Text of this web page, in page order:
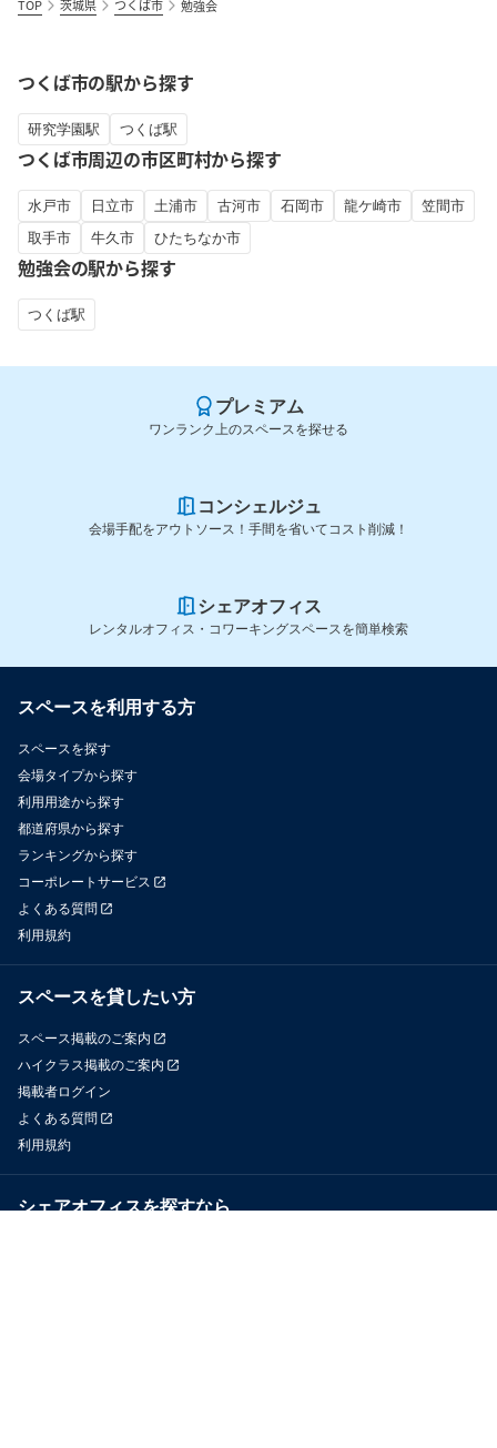
TOP 茨城県 つくば市 勉強会
つくば市の駅から探す
研究学園駅 つくば駅
つくば市周辺の市区町村から探す
水戸市 日立市 土浦市 古河市 石岡市 龍ケ崎市
笠間市
取手市
牛久市 ひたちなか市
勉強会の駅から探す
つくば駅
プレミアム
ワンランク上のスペースを探せる
コンシェルジュ
会場手配をアウトソース！手間を省いてコスト削減！
シェアオフィス
レンタルオフィス・コワーキングスペースを簡単検索
スペースを利用する方
スペースを探す
会場タイプから探す
利用用途から探す
都道府県から探す
ランキングから探す
コーポレートサービス
よくある質問
利用規約
スペースを貸したい方
スペース掲載のご案内
ハイクラス掲載のご案内
掲載者ログイン
よくある質問
利用規約
シェアオフィスを探すなら